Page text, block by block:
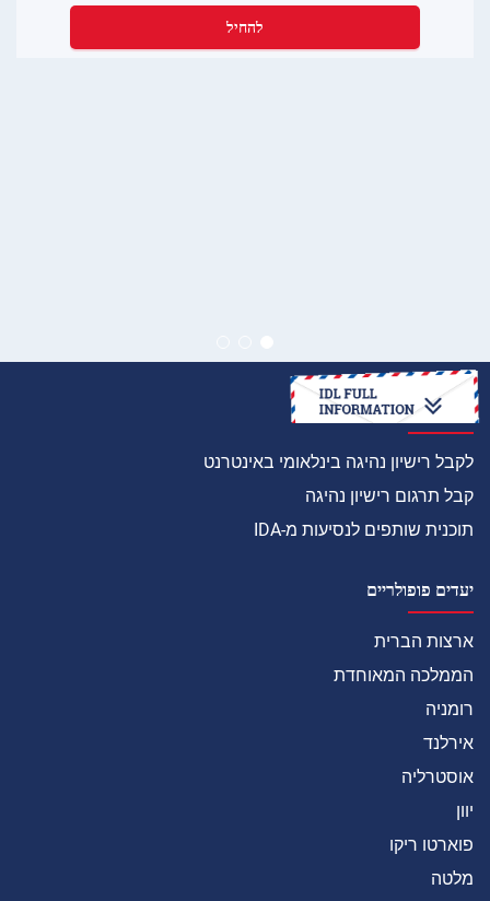
להחיל
לקבל רישיון נהיגה בינלאומי באינטרנט
קבל תרגום רישיון נהיגה
תוכנית שותפים לנסיעות מ-IDA
יעדים פופולריים
ארצות הברית
הממלכה המאוחדת
רומניה
אירלנד
אוסטרליה
יוון
פוארטו ריקו
מלטה